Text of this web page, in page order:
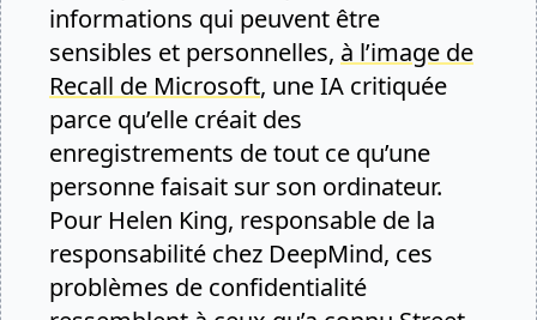
informations qui peuvent être
sensibles et personnelles, à l’image de
Recall de Microsoft, une IA critiquée
parce qu’elle créait des
enregistrements de tout ce qu’une
personne faisait sur son ordinateur.
Pour Helen King, responsable de la
responsabilité chez DeepMind, ces
problèmes de confidentialité